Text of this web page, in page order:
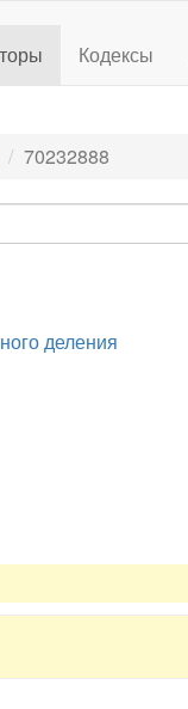
Кодексы
70232888
деления